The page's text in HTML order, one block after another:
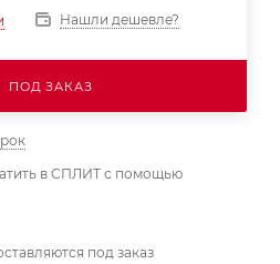
Нашли дешевле?
ПОД ЗАКАЗ
в СПЛИТ с помощью
под заказ